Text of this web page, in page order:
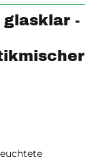
glasklar -